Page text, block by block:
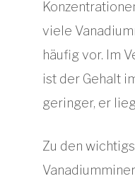
viele
häufig vor. Im
ist der Gehalt
geringer, er
Zu den